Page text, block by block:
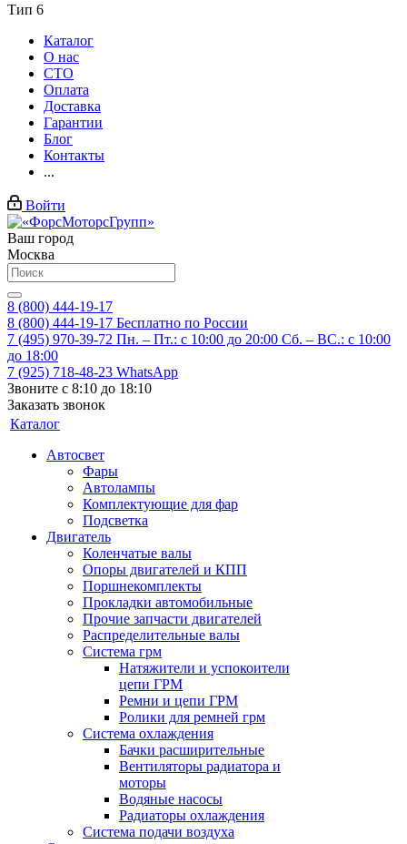
Тип 6
Каталог
О нас
СТО
Оплата
Доставка
Гарантии
Блог
Контакты
...
Войти
Ваш город
Москва
8 (800) 444-19-17
8 (800) 444-19-17 Бесплатно по России
7 (495) 970-39-72 Пн. – Пт.: с 10:00 до 20:00 Сб. – ВС.: c 10:00
до 18:00
7 (925) 718-48-23 WhatsApp
Звоните с 8:10 до 18:10
Заказать звонок
Каталог
Автосвет
Фары
Автолампы
Комплектующие для фар
Подсветка
Двигатель
Коленчатые валы
Опоры двигателей и КПП
Поршнекомплекты
Прокладки автомобильные
Прочие запчасти двигателей
Распределительные валы
Система грм
Натяжители и успокоители
цепи ГРМ
Ремни и цепи ГРМ
Ролики для ремней грм
Система охлаждения
Бачки расширительные
Вентиляторы радиатора и
моторы
Водяные насосы
Радиаторы охлаждения
Система подачи воздуха